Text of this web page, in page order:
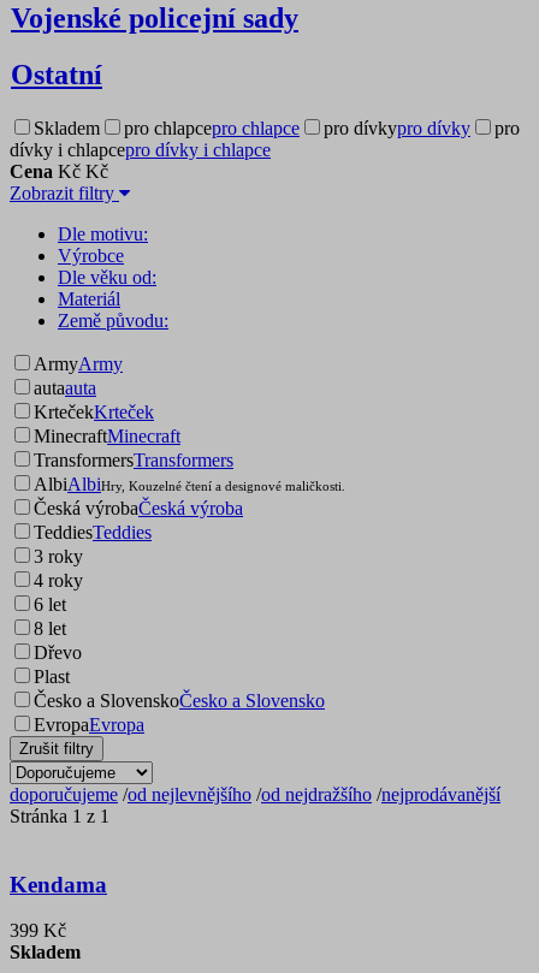
Vojenské policejní sady
Ostatní
Skladem pro chlapcepro chlapce pro dívkypro dívky
pro
dívky i chlapcepro dívky i chlapce
Cena Kč Kč
Zobrazit filtry
Dle motivu:
Výrobce
Dle věku od:
Materiál
Země původu:
ArmyArmy
autaauta
KrtečekKrteček
MinecraftMinecraft
TransformersTransformers
AlbiAlbiHry, Kouzelné čtení a designové maličkosti.
Česká výrobaČeská výroba
TeddiesTeddies
3 roky
4 roky
6 let
8 let
Dřevo
Plast
Česko a SlovenskoČesko a Slovensko
EvropaEvropa
Zrušit filtry
doporučujeme /od nejlevnějšího /od nejdražšího /nejprodávanější
Stránka 1 z 1
Kendama
399 Kč
Skladem